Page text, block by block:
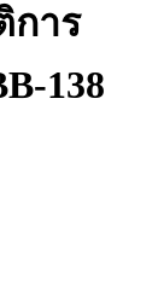
การ
138